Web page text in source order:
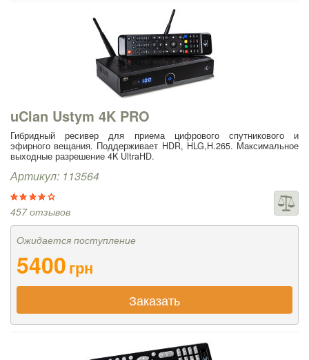
uClan Ustym 4K PRO
Гибридный ресивер для приема цифрового спутникового и
эфирного вещания. Поддерживает HDR, HLG,H.265. Максимальное
выходные разрешение 4K UltraHD.
Артикул: 113564
457 отзывов
Ожидается поступление
5400грн
Заказать